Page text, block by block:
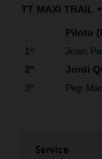
TT MAXI TRAIL
Piloto
1º
Joan
2º
Jordi
3º
Pep
Service